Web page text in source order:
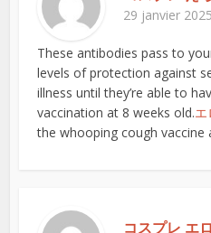
29 janvier
These antibodies pass to
levels of protection against
illness until they’re able to
vaccination at 8 weeks old.
the whooping cough vaccine
コスプレ エロ